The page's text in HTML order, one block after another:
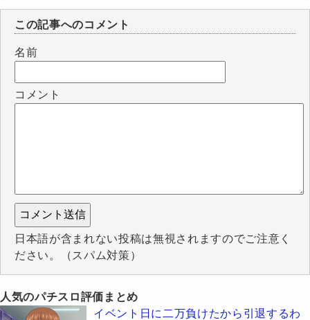
この記事へのコメント
名前
コメント
日本語が含まれない投稿は無視されますのでご注意く
ださい。（スパム対策）
人気のパチスロ評価まとめ
イベント日に二万負けたから引退するわ